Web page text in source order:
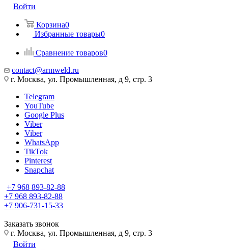
Войти
Корзина0
Избранные товары0
Сравнение товаров0
contact@armweld.ru
г. Москва, ул. Промышленная, д 9, стр. 3
Telegram
YouTube
Google Plus
Viber
Viber
WhatsApp
TikTok
Pinterest
Snapchat
+7 968 893-82-88
+7 968 893-82-88
+7 906-731-15-33
Заказать звонок
г. Москва, ул. Промышленная, д 9, стр. 3
Войти